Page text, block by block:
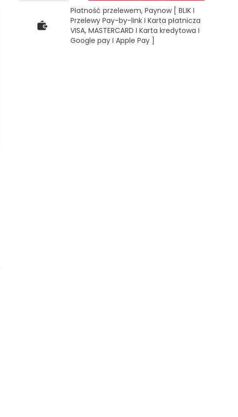
Płatność przelewem, Paynow [ BLIK I
Przelewy Pay-by-link I Karta płatnicza
VISA, MASTERCARD I Karta kredytowa I
Google pay I Apple Pay ]